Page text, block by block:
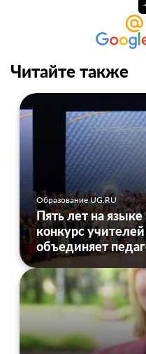
Читайте также
Образование UG.RU
Пять лет на языке
конкурс
объединяет